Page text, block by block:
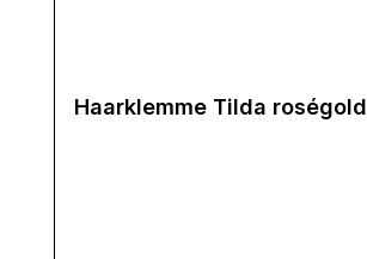
Haarklemme Tilda roségold